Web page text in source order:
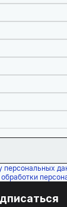
персональных